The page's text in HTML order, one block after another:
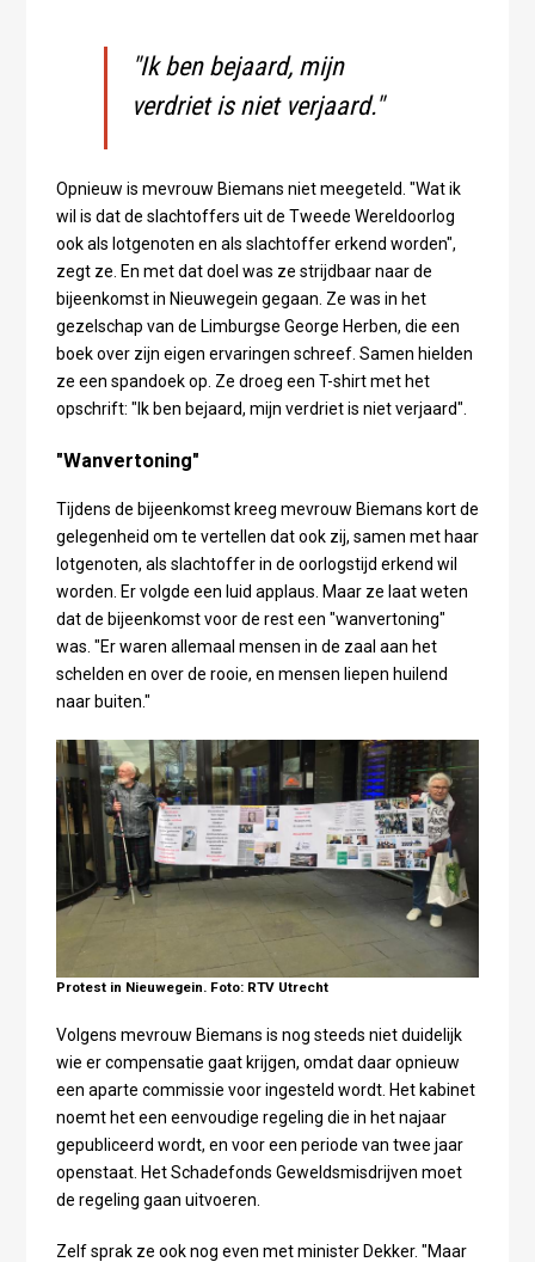
"Ik ben bejaard, mijn
verdriet is niet verjaard."
Opnieuw is mevrouw Biemans niet meegeteld. "Wat ik
wil is dat de slachtoffers uit de Tweede Wereldoorlog
ook als lotgenoten en als slachtoffer erkend worden",
zegt ze. En met dat doel was ze strijdbaar naar de
bijeenkomst in Nieuwegein gegaan. Ze was in het
gezelschap van de Limburgse George Herben, die een
boek over zijn eigen ervaringen schreef. Samen hielden
ze een spandoek op. Ze droeg een T-shirt met het
opschrift: "Ik ben bejaard, mijn verdriet is niet verjaard".
"Wanvertoning"
Tijdens de bijeenkomst kreeg mevrouw Biemans kort de
gelegenheid om te vertellen dat ook zij, samen met haar
lotgenoten, als slachtoffer in de oorlogstijd erkend wil
worden. Er volgde een luid applaus. Maar ze laat weten
dat de bijeenkomst voor de rest een "wanvertoning"
was. "Er waren allemaal mensen in de zaal aan het
schelden en over de rooie, en mensen liepen huilend
naar buiten."
Protest in Nieuwegein. Foto: RTV Utrecht
Volgens mevrouw Biemans is nog steeds niet duidelijk
wie er compensatie gaat krijgen, omdat daar opnieuw
een aparte commissie voor ingesteld wordt. Het kabinet
noemt het een eenvoudige regeling die in het najaar
gepubliceerd wordt, en voor een periode van twee jaar
openstaat. Het Schadefonds Geweldsmisdrijven moet
de regeling gaan uitvoeren.
Zelf sprak ze ook nog even met minister Dekker. "Maar